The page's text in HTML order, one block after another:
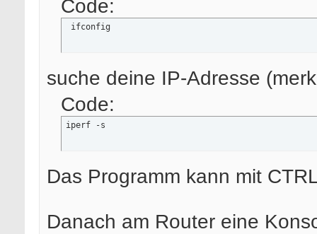
Code:
ifconfig
suche deine IP-Adresse
Code:
iperf -s
Das Programm kann mit
Danach am Router eine